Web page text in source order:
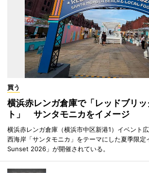
買う
横浜赤レンガ倉庫で「レッドブリッ
ト」 サンタモニカをイメージ
横浜赤レンガ倉庫（横浜市中区新港1）イベント
西海岸「サンタモニカ」をテーマにした夏季限
Sunset 2026」が開催されている。